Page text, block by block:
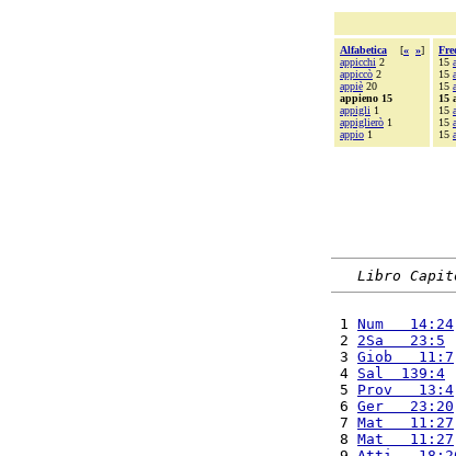
Alfabetica [« »]
appicchi 2
appiccò 2
appiè 20
appieno 15
appigli 1
appiglierò 1
appio 1
15
15
15
15
15
15
15
Libro
1 Num   14:24
2 2Sa   23:5
3 Giob   11:7
4 Sal  139:4
5 Prov   13:4
6 Ger   23:20
7 Mat   11:27
8 Mat   11:27